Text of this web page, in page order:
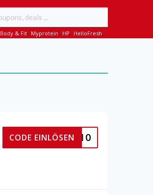
Body & Fit, Myprotein, HP, HelloFresh,...
EBRIXX10
CODE EINLÖSEN